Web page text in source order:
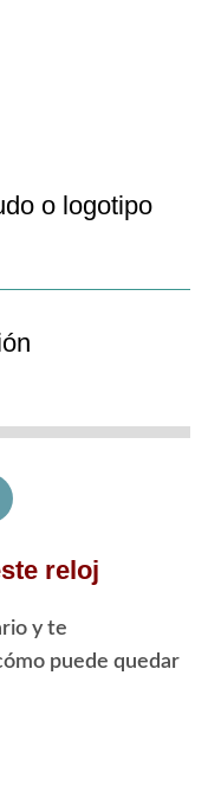
o logotipo
reloj
y te
puede quedar